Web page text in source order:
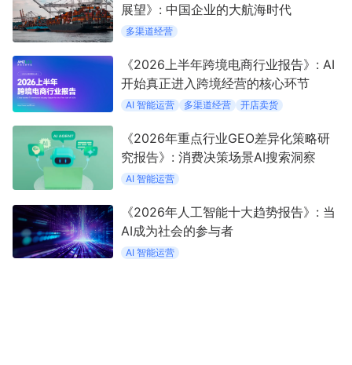
展望》: 中国企业的大航海时代
多渠道经营
《2026上半年跨境电商行业报告》: AI
开始真正进入跨境经营的核心环节
AI 智能运营 多渠道经营 开店卖货
《2026年重点行业GEO差异化策略研
究报告》: 消费决策场景AI搜索洞察
AI 智能运营
《2026年人工智能十大趋势报告》: 当
AI成为社会的参与者
AI 智能运营